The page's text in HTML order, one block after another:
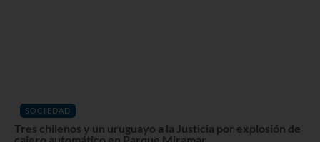
SOCIEDAD
Tres chilenos y un uruguayo a la Justicia por explosión de